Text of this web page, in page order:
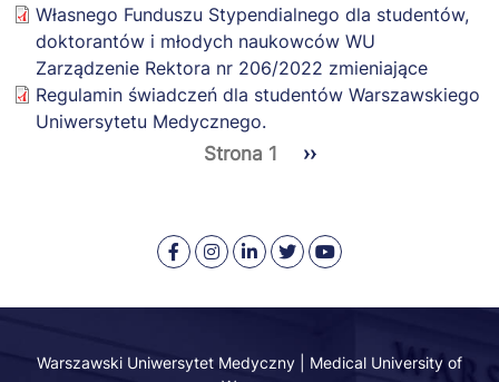
Własnego Funduszu Stypendialnego dla studentów,
doktorantów i młodych naukowców WU
Zarządzenie Rektora nr 206/2022 zmieniające
Regulamin świadczeń dla studentów Warszawskiego
Uniwersytetu Medycznego.
Strona 1
Następna
››
Warszawski
Medyczny
Facebook
Medical
of
-
Warszawski
Medyczny
LinkedIn
Warszawski
Medyczny
Twitter
Warszawski
Medyczny
Youtube
Warszawski Uniwersytet Medyczny | Medical University of